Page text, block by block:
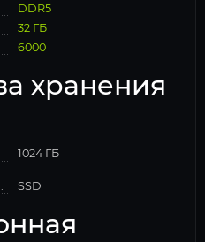
DDR5
32 ГБ
6000
хранения
1024 ГБ
SSD